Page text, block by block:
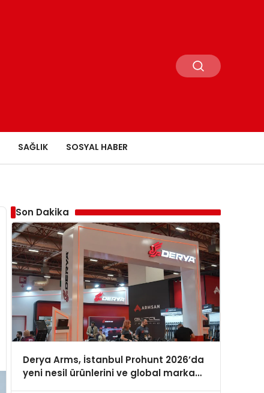
SAĞLIK SOSYAL HABER
Son Dakika
Derya Arms, İstanbul Prohunt 2026’da
yeni nesil ürünlerini ve global marka